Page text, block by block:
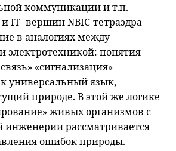
коммуникации и т.п.
IT- вершин NBIC-тетраэдра
в аналогиях между
электротехникой: понятия
«сигнализация»
универсальный язык,
природе. В этой же логике
живых организмов с
рассматривается
ошибок природы.